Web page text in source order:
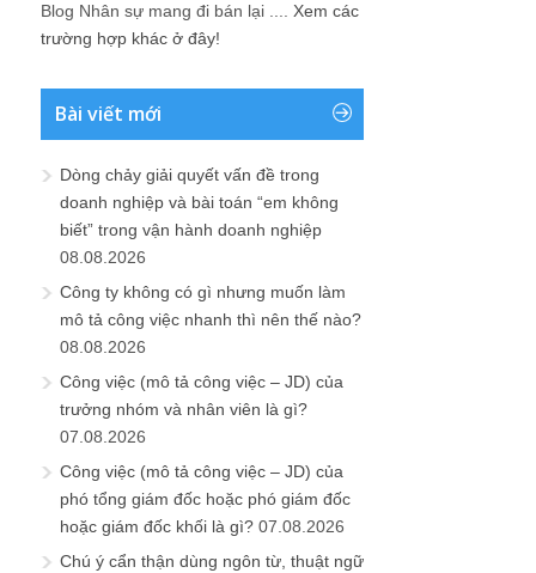
Blog Nhân sự mang đi bán lại .... Xem các
trường hợp khác ở đây!
Bài viết mới
Dòng chảy giải quyết vấn đề trong
doanh nghiệp và bài toán “em không
biết” trong vận hành doanh nghiệp
08.08.2026
Công ty không có gì nhưng muốn làm
mô tả công việc nhanh thì nên thế nào?
08.08.2026
Công việc (mô tả công việc – JD) của
trưởng nhóm và nhân viên là gì?
07.08.2026
Công việc (mô tả công việc – JD) của
phó tổng giám đốc hoặc phó giám đốc
hoặc giám đốc khối là gì? 07.08.2026
Chú ý cẩn thận dùng ngôn từ, thuật ngữ